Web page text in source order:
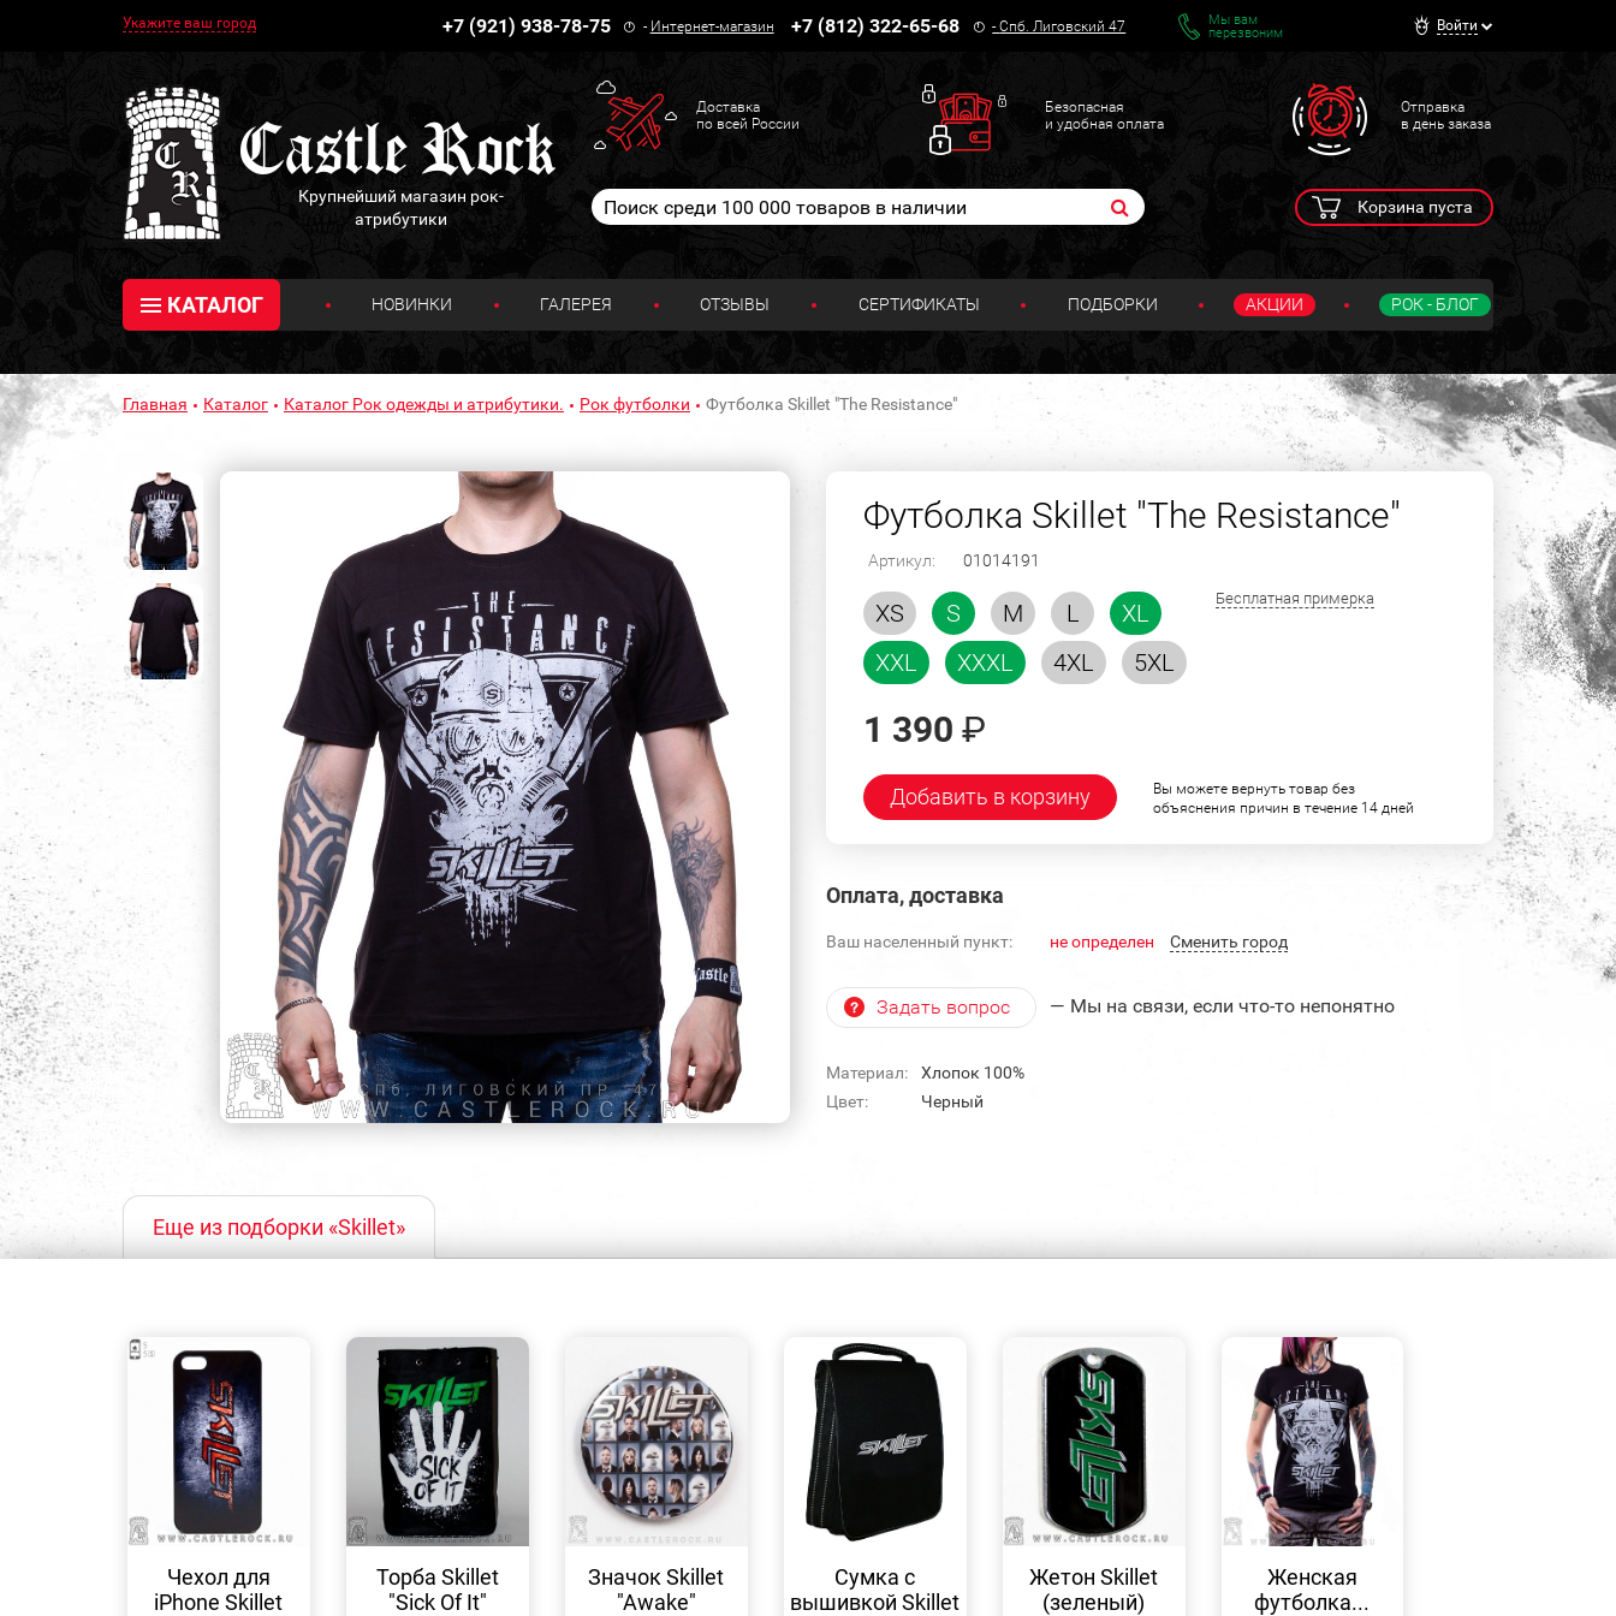
Укажите ваш город +7 (921) 938-78-75 - Интернет-магазин +7 (812) 322-65-68 -Спб. Лиговский 47
Мы вам
перезвоним
Войти
Крупнейший магазин рок-
атрибутики
Доставка
по всей России
Безопасная
и удобная оплата
Отправка
в день заказа
Корзина пуста
КАТАЛОГ НОВИНКИ ГАЛЕРЕЯ ОТЗЫВЫ СЕРТИФИКАТЫ ПОДБОРКИ АКЦИИ РОК - БЛОГ
Главная Каталог Каталог Рок одежды и атрибутики. Рок футболки Футболка Skillet "The Resistance"
Футболка Skillet "The Resistance"
Артикул: 01014191
XS S M L
XL
XXL
XXXL 4XL 5XL
Бесплатная примерка
1 390 ₽
Добавить в корзину
Вы можете вернуть товар без
объяснения причин в течение 14 дней
Оплата, доставка
Ваш населенный пункт: не определен Cменить город
Задать вопрос — Мы на связи, если что-то непонятно
Материал:
Хлопок 100%
Цвет:
Черный
Еще из подборки «Skillet»
Чехол для
iPhone Skillet
ПРОСМОТР
Торба Skillet
"Sick Of It"
ПРОСМОТР
Значок Skillet
"Awake"
Сумка с
вышивкой Skillet
ПРОСМОТР
Жетон Skillet
(зеленый)
Женская
футболка...